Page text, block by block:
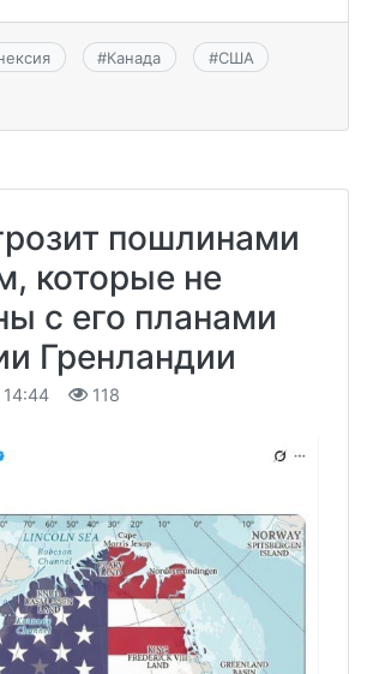
#Канада #США
пошлинами
которые не
с его планами
Гренландии
14:44 118